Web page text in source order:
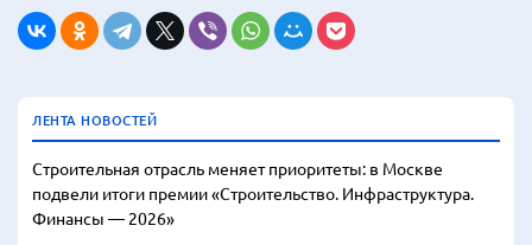
ЛЕНТА НОВОСТЕЙ
Строительная отрасль меняет приоритеты: в Москве
подвели итоги премии «Строительство. Инфраструктура.
Финансы — 2026»